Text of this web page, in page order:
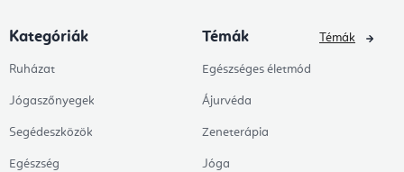
Kategóriák
Ruházat
Jógaszőnyegek
Segédeszközök
Egészség
Témák
Egészséges életmód
Ájurvéda
Zeneterápia
Jóga
Témák